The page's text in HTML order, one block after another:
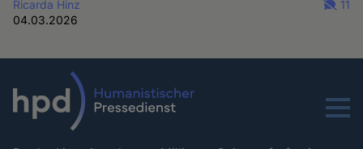
Ricarda Hinz
04.03.2026
11
Menu